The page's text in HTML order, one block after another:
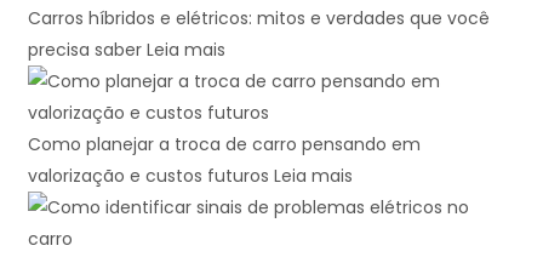
Carros híbridos e elétricos: mitos e verdades que você
precisa saber Leia mais
Como planejar a troca de carro pensando em
valorização e custos futuros Leia mais